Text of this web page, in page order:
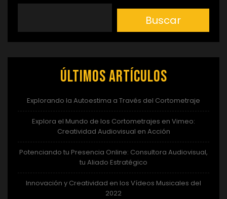
Buscar
Últimos artículos
Explorando la Autoestima a Través del Cortometraje
Explora el Mundo de los Cortometrajes en Vimeo:
Creatividad Audiovisual en Acción
Potenciando tu Presencia Online: Consultora Audiovisual,
tu Aliado Estratégico
Innovación y Creatividad en los Vídeos Musicales del
2022